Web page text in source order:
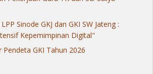
Sinode GKJ dan GKI SW Jateng :
Kepemimpinan Digital"
Pendeta GKI Tahun 2026